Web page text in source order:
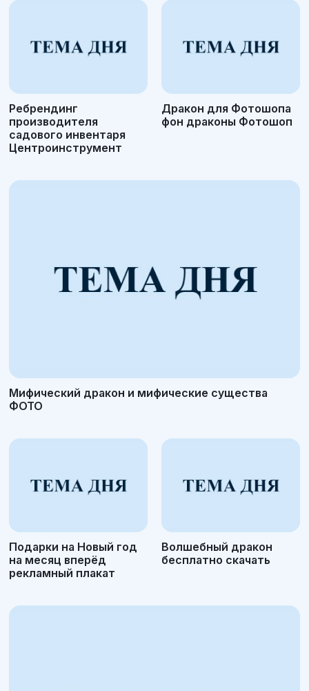
Ребрендинг
производителя
садового инвентаря
Центроинструмент
Дракон для Фотошопа
фон драконы Фотошоп
Мифический дракон и мифические существа
ФОТО
Подарки на Новый год
на месяц вперёд
рекламный плакат
Волшебный дракон
бесплатно скачать